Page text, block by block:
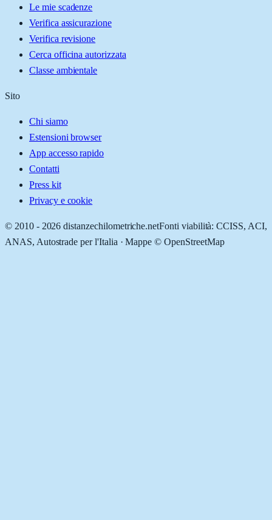
Le mie scadenze
Verifica assicurazione
Verifica revisione
Cerca officina autorizzata
Classe ambientale
Sito
Chi siamo
Estensioni browser
App accesso rapido
Contatti
Press kit
Privacy e cookie
© 2010 - 2026 distanzechilometriche.netFonti viabilità: CCISS, ACI,
ANAS, Autostrade per l'Italia · Mappe © OpenStreetMap